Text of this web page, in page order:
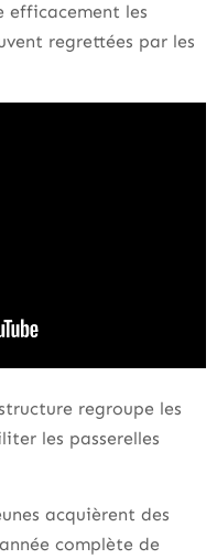
efficacement les
regrettées par les
regroupe les
les passerelles
acquièrent des
complète de